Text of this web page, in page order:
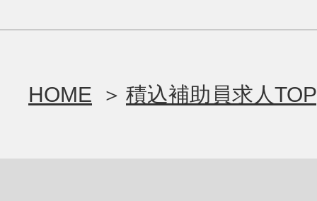
HOME 積込補助員求人TOP